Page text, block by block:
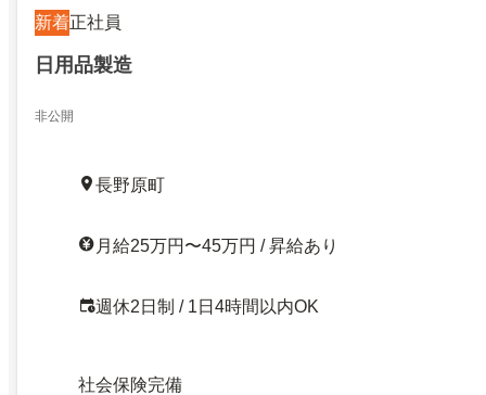
新着正社員
日用品製造
非公開
長野原町
月給25万円〜45万円 / 昇給あり
週休2日制 / 1日4時間以内OK
社会保険完備